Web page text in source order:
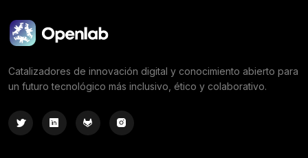
Catalizadores de innovación digital y conocimiento abierto para
un futuro tecnológico más inclusivo, ético y colaborativo.